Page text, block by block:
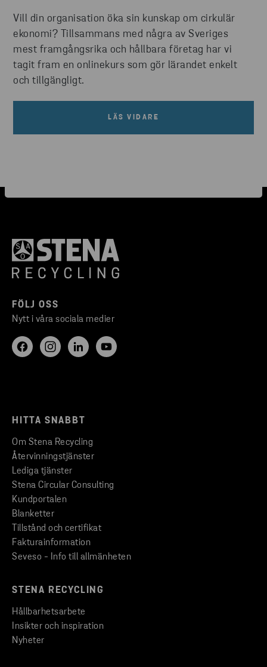
Vill din organisation öka sin kunskap om cirkulär
ekonomi? Tillsammans med några av Sveriges
mest framgångsrika och hållbara företag har vi
tagit fram en onlinekurs som gör lärandet enkelt
och tillgängligt.
LÄS VIDARE
FÖLJ OSS
Nytt i våra sociala medier
HITTA SNABBT
Om Stena Recycling
Återvinningstjänster
Lediga tjänster
Stena Circular Consulting
Kundportalen
Blanketter
Tillstånd och certifikat
Fakturainformation
Seveso - Info till allmänheten
STENA RECYCLING
Hållbarhetsarbete
Insikter och inspiration
Nyheter